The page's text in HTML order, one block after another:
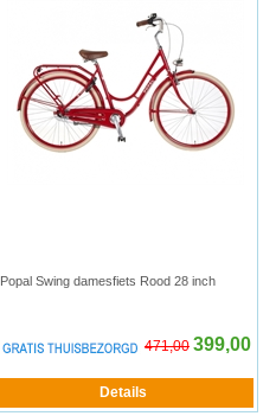
Popal Swing damesfiets Rood 28 inch
471,00 399,00